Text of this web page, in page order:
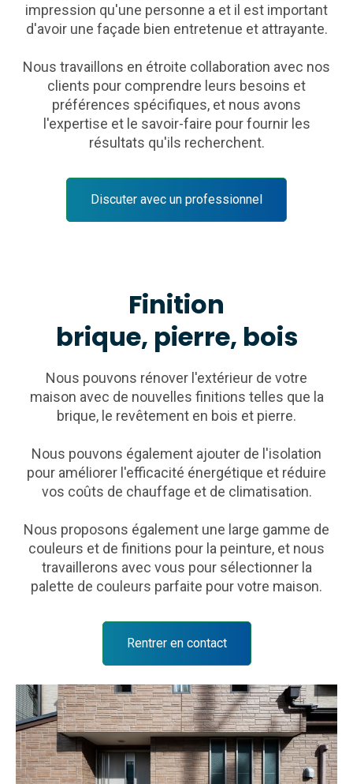
impression qu'une personne a et il est important
d'avoir une façade bien entretenue et attrayante.
Nous travaillons en étroite collaboration avec nos
clients pour comprendre leurs besoins et
préférences spécifiques, et nous avons
l'expertise et le savoir-faire pour fournir les
résultats qu'ils recherchent.
Discuter avec un professionnel
Finition
brique, pierre, bois
Nous pouvons rénover l'extérieur de votre
maison avec de nouvelles finitions telles que la
brique, le revêtement en bois et pierre.
Nous pouvons également ajouter de l'isolation
pour améliorer l'efficacité énergétique et réduire
vos coûts de chauffage et de climatisation.
Nous proposons également une large gamme de
couleurs et de finitions pour la peinture, et nous
travaillerons avec vous pour sélectionner la
palette de couleurs parfaite pour votre maison.
Rentrer en contact